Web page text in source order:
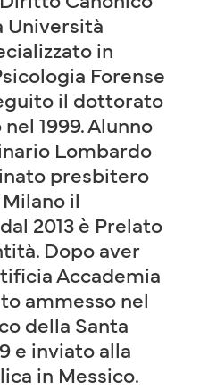
Università
in
Forense
il dottorato
1999. Alunno
Lombardo
presbitero
il
2013 è Prelato
Dopo aver
Accademia
ammesso nel
della Santa
e inviato alla
in Messico.